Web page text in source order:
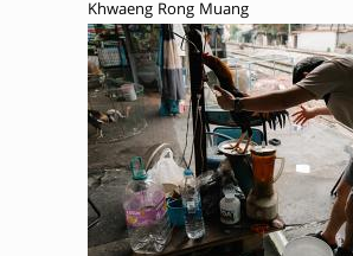
Khwaeng Rong Muang